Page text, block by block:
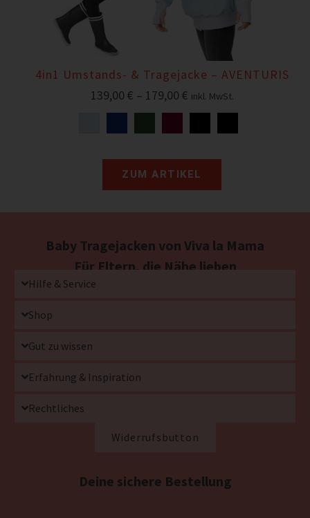
4in1 Umstands- & Tragejacke – AVENTURIS
139,00 € – 179,00 € inkl. MwSt.
ZUM ARTIKEL
Baby Tragejacken von Viva la Mama
Für Eltern, die Nähe lieben
Hilfe & Service
Shop
Gut zu wissen
Erfahrung & Inspiration
Rechtliches
Widerrufsbutton
Deine sichere Bestellung